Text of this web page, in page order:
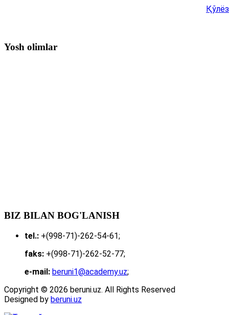
Yosh olimlar
BIZ BILAN BOG'LANISH
tel.: +(998-71)-262-54-61;
faks: +(998-71)-262-52-77;
e-mail: beruni1@academy.uz;
Copyright © 2026 beruni.uz. All Rights Reserved
Designed by beruni.uz